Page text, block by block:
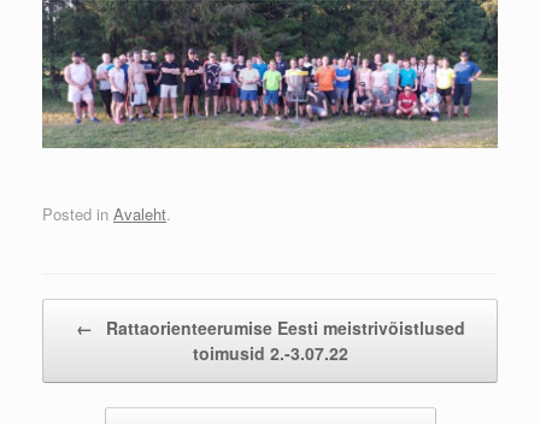
Posted in Avaleht.
←
Rattaorienteerumise Eesti meistrivõistlused
toimusid 2.-3.07.22